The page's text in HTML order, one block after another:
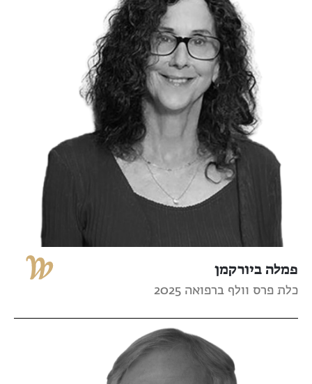
פמלה ביורקמן
כלת פרס וולף ברפואה 2025